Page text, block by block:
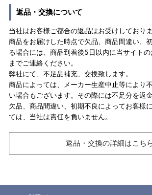
返品・交換について
当社はお客様ご都合の返品はお受けしておりま
商品をお届けした時点で欠品、商品間違い、
る場合には、商品到着後5日以内に当サイト
までご連絡ください。
弊社にて、不足品補充、交換致します。
商品によっては、メーカー生産中止等により
い場合もございます。その際には不足分を返金
欠品、商品間違い、初期不良によってお客様
ては、当社は責任を負いません。
返品・交換の詳細はこち